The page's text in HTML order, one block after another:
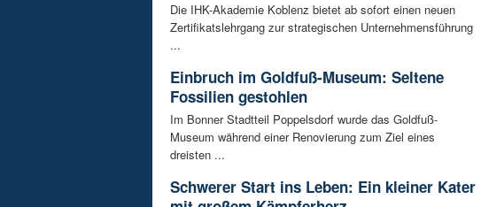
Die IHK-Akademie Koblenz bietet ab sofort einen neuen
Zertifikatslehrgang zur strategischen Unternehmensführung
...
Einbruch im Goldfuß-Museum: Seltene
Fossilien gestohlen
Im Bonner Stadtteil Poppelsdorf wurde das Goldfuß-
Museum während einer Renovierung zum Ziel eines
dreisten ...
Schwerer Start ins Leben: Ein kleiner Kater